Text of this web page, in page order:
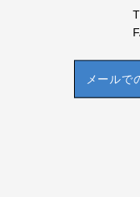
メールで